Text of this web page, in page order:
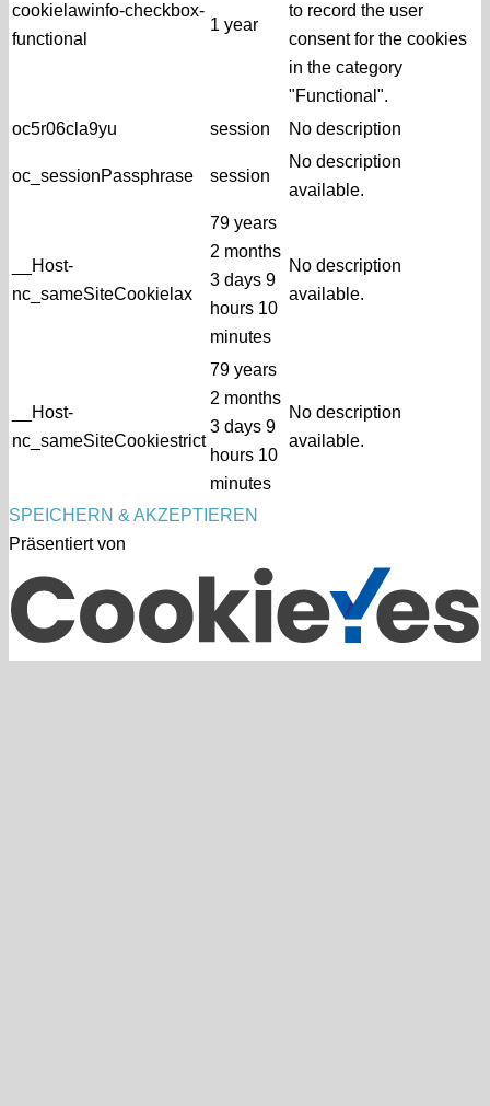
cookielawinfo-checkbox-
functional
1 year
to record the user
consent for the cookies
in the category
"Functional".
oc5r06cla9yu
session No description
oc_sessionPassphrase session
No description
available.
__Host-
nc_sameSiteCookielax
79 years
2 months
3 days 9
hours 10
minutes
No description
available.
__Host-
nc_sameSiteCookiestrict
79 years
2 months
3 days 9
hours 10
minutes
No description
available.
SPEICHERN & AKZEPTIEREN
Präsentiert von